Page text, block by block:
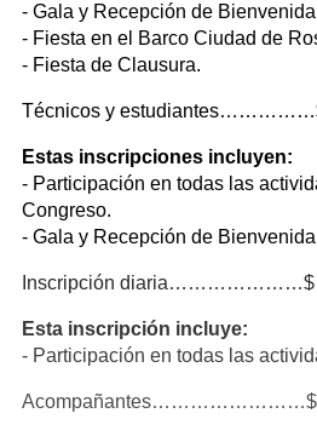
- Gala y Recepción de
- Fiesta en el Barco Ciudad de
- Fiesta de Clausura.
Técnicos y
Estas inscripciones incluyen:
- Participación en todas las
Congreso.
- Gala y Recepción de
Inscripción diaria…………………$
Esta inscripción incluye:
- Participación en todas las
Acompañantes……………………$